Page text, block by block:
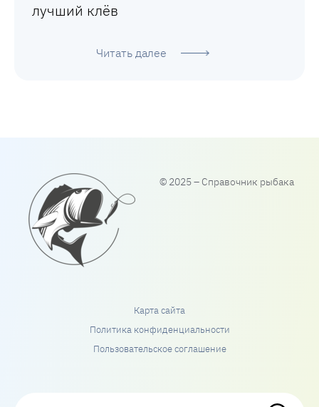
лучший клёв
Читать далее
© 2025 – Справочник рыбака
Карта сайта
Политика конфиденциальности
Пользовательское соглашение